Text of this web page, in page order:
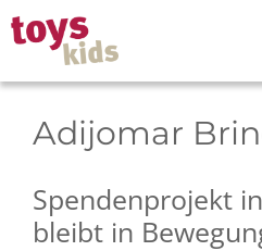
Zum
Inhalt
springen
Adijomar
Spendenprojekt
bleibt in